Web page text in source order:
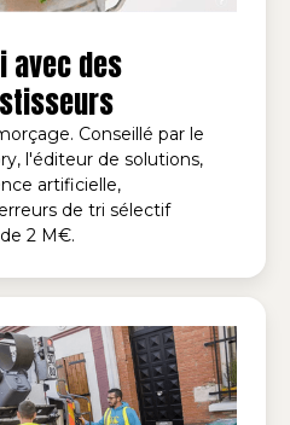
avec des
Conseillé par le
l'éditeur de solutions,
artificielle,
de tri sélectif
2 M€.